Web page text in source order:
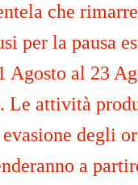
che
per la pausa
Agosto al 23
Le attività
degli
a